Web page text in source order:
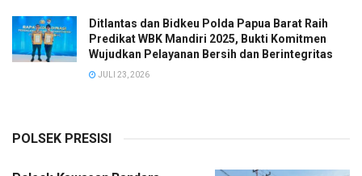
Ditlantas dan Bidkeu Polda Papua Barat Raih
Predikat WBK Mandiri 2025, Bukti Komitmen
Wujudkan Pelayanan Bersih dan Berintegritas
JULI 23, 2026
POLSEK PRESISI